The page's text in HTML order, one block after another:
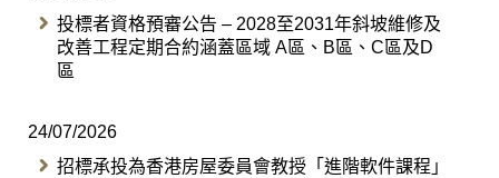
投標者資格預審公告 – 2028至2031年斜坡維修及
改善工程定期合約涵蓋區域 A區、B區、C區及D
區
24/07/2026
招標承投為香港房屋委員會教授「進階軟件課程」